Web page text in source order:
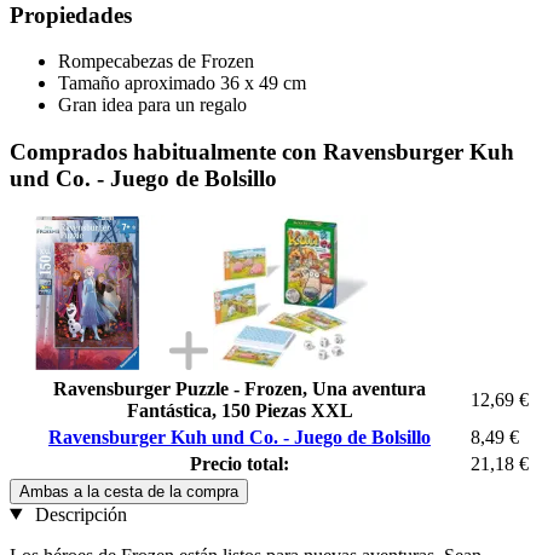
Propiedades
Rompecabezas de Frozen
Tamaño aproximado 36 x 49 cm
Gran idea para un regalo
Comprados habitualmente con Ravensburger Kuh
und Co. - Juego de Bolsillo
Ravensburger Puzzle - Frozen, Una aventura
Fantástica, 150 Piezas XXL
12,69 €
Ravensburger Kuh und Co. - Juego de Bolsillo
8,49 €
Precio total:
21,18 €
Ambas a la cesta de la compra
Descripción